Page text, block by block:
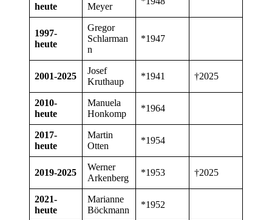
heute
Meyer
1997-
heute
Gregor
Schlarman
n
*1947
2001-2025
Josef
Kruthaup
*1941 †2025
2010-
heute
Manuela
Honkomp
*1964
2017-
heute
Martin
Otten
*1954
2019-2025
Werner
Arkenberg
*1953 †2025
2021-
heute
Marianne
Böckmann
*1952